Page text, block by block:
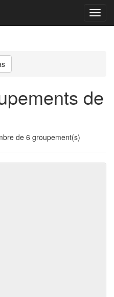
Menu
de
de 6 groupement(s)